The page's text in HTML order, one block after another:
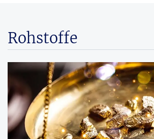
Rohstoffe